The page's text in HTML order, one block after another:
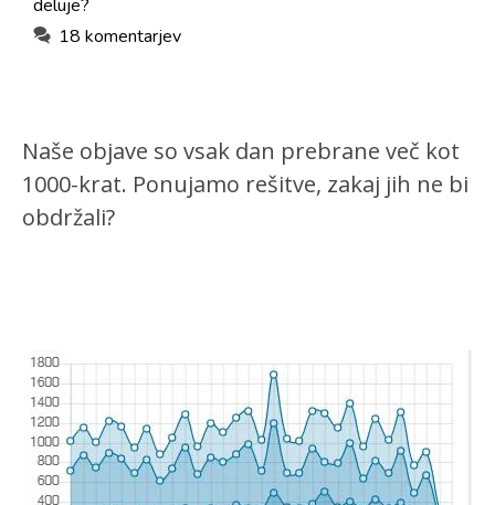
deluje?
18 komentarjev
Naše objave so vsak dan prebrane več kot
1000-krat. Ponujamo rešitve, zakaj jih ne bi
obdržali?